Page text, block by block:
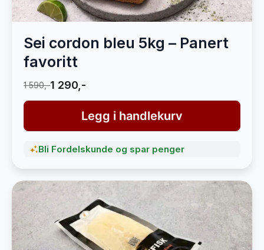
Sei cordon bleu 5kg – Panert
favoritt
1 590,-1 290,-
Legg i handlekurv
Bli Fordelskunde og spar penger